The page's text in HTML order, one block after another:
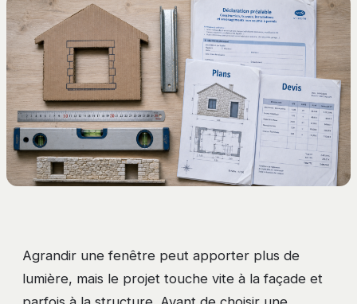
Agrandir une fenêtre peut apporter plus de
lumière, mais le projet touche vite à la façade et